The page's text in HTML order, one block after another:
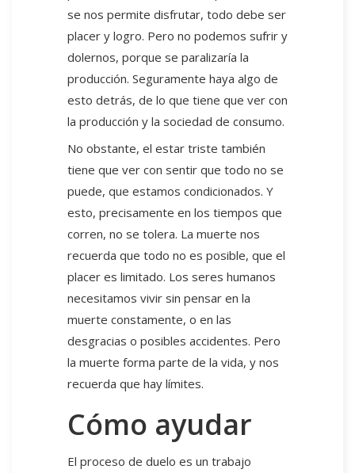
se nos permite disfrutar, todo debe ser
placer y logro. Pero no podemos sufrir y
dolernos, porque se paralizaría la
producción. Seguramente haya algo de
esto detrás, de lo que tiene que ver con
la producción y la sociedad de consumo.
No obstante, el estar triste también
tiene que ver con sentir que todo no se
puede, que estamos condicionados. Y
esto, precisamente en los tiempos que
corren, no se tolera. La muerte nos
recuerda que todo no es posible, que el
placer es limitado. Los seres humanos
necesitamos vivir sin pensar en la
muerte constamente, o en las
desgracias o posibles accidentes. Pero
la muerte forma parte de la vida, y nos
recuerda que hay límites.
Cómo ayudar
El proceso de duelo es un trabajo